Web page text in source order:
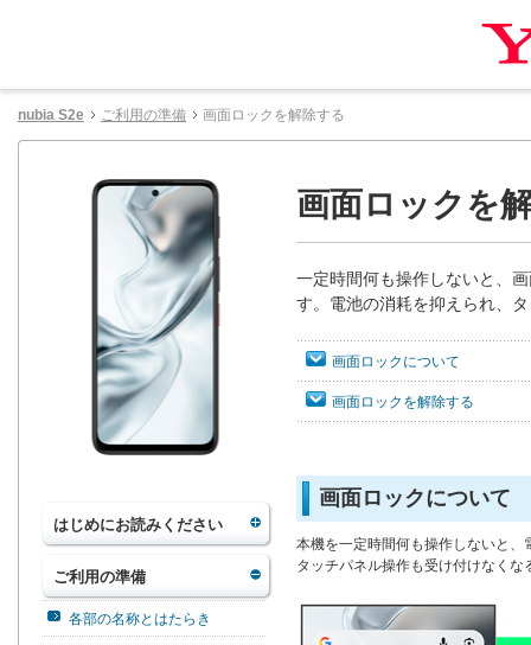
nubia S2e ご利用の準備 画面ロックを解除する
はじめにお読みください
ご利用の準備
各部の名称とはたらき
画面ロックを
一定時間何も操作しないと、
す。電池の消耗を抑えられ、
画面ロックについて
画面ロックを解除する
画面ロックについて
本機を一定時間何も操作しないと
タッチパネル操作も受け付けなく